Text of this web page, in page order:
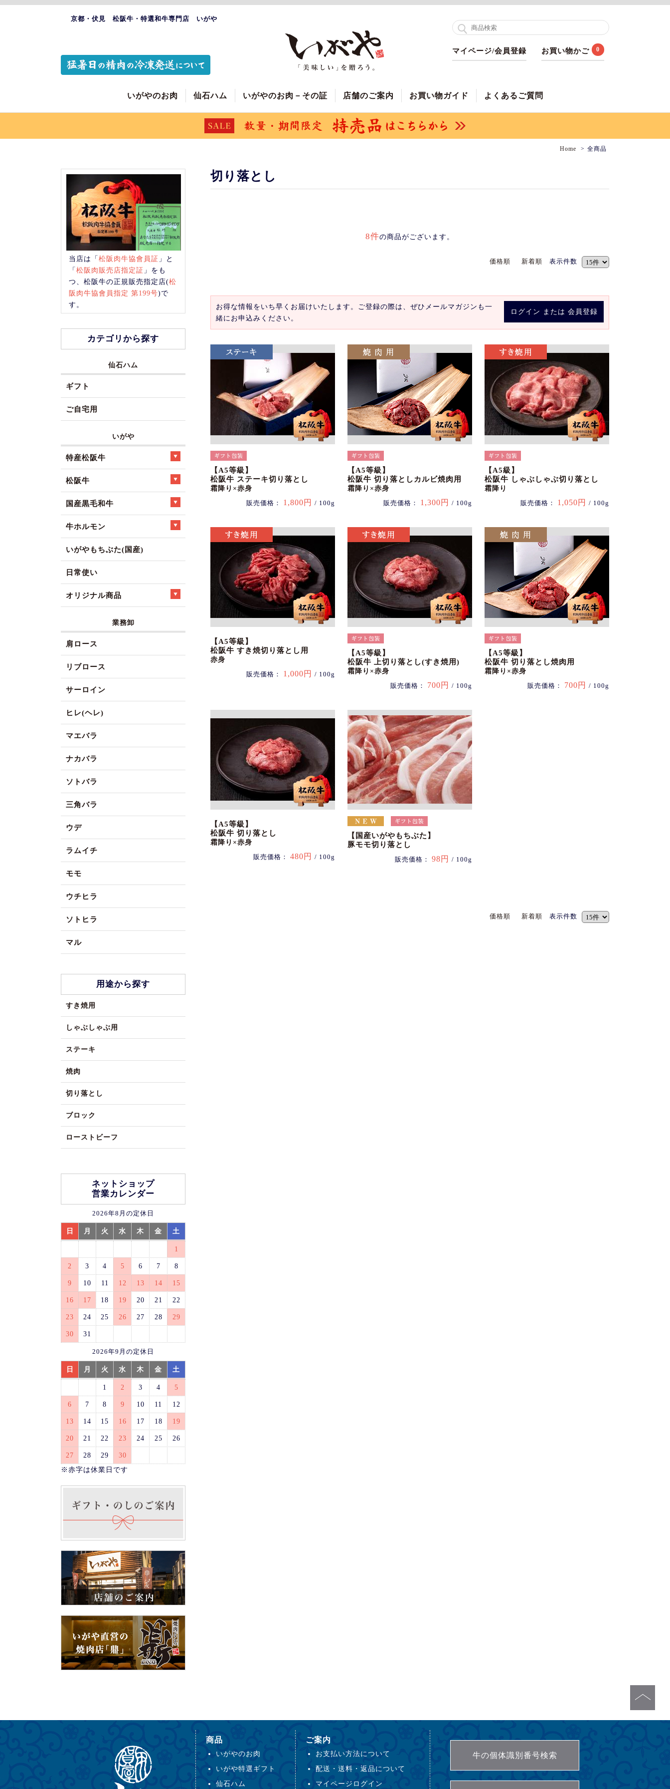
京都・伏見 松阪牛・特選和牛専門店 いがや
マイページ/会員登録 お買い物かご 0
いがやのお肉 仙石ハム いがやのお肉－その証 店舗のご案内 お買い物ガイド よくあるご質問
Home 全商品
切り落とし
8件の商品がございます。
価格順 新着順 表示件数
ログイン または 会員登録
お得な情報をいち早くお届けいたします。ご登録の際は、ぜひメールマガジンも一
緒にお申込みください。
【A5等級】
松阪牛 ステーキ切り落とし
霜降り×赤身
販売価格： 1,800円 / 100g
【A5等級】
松阪牛 切り落としカルビ焼肉用
霜降り×赤身
販売価格： 1,300円 / 100g
【A5級】
松阪牛 しゃぶしゃぶ切り落とし
霜降り
販売価格： 1,050円 / 100g
【A5等級】
松阪牛 すき焼切り落とし用
赤身
販売価格： 1,000円 / 100g
【A5等級】
松阪牛 上切り落とし(すき焼用)
霜降り×赤身
販売価格： 700円 / 100g
【A5等級】
松阪牛 切り落とし焼肉用
霜降り×赤身
販売価格： 700円 / 100g
【A5等級】
松阪牛 切り落とし
霜降り×赤身
販売価格： 480円 / 100g
【国産いがやもちぶた】
豚モモ切り落とし
販売価格： 98円 / 100g
価格順 新着順 表示件数
当店は「松阪肉牛協會員証 」と
「松阪肉販売店指定証 」をも
つ、松阪牛の正規販売指定店(松
阪肉牛協會員指定 第199号)で
す。
カテゴリから探す
仙石ハム
ギフト
ご自宅用
いがや
特産松阪牛
松阪牛
国産黒毛和牛
牛ホルモン
いがやもちぶた(国産)
日常使い
オリジナル商品
業務卸
肩ロース
リブロース
サーロイン
ヒレ(ヘレ)
マエバラ
ナカバラ
ソトバラ
三角バラ
ウデ
ラムイチ
モモ
ウチヒラ
ソトヒラ
マル
用途から探す
すき焼用
しゃぶしゃぶ用
ステーキ
焼肉
切り落とし
ブロック
ローストビーフ
ネットショップ
営業カレンダー
2026年8月の定休日
日 月 火 水 木 金 土
1
2 3 4 5 6 7 8
9 10 11 12 13 14 15
16 17 18 19 20 21 22
23 24 25 26 27 28 29
30 31
2026年9月の定休日
日 月 火 水 木 金 土
1 2 3 4 5
6 7 8 9 10 11 12
13 14 15 16 17 18 19
20 21 22 23 24 25 26
27 28 29
30
※赤字は休業日です
商品
いがやのお肉
いがや特選ギフト
仙石ハム
ご案内
お支払い方法について
配送・送料・返品について
マイページログイン
牛の個体識別番号検索